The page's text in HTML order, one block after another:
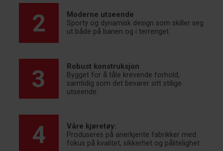
2 Moderne utseende
Sporty og dynamisk design som skiller seg
ut både på banen og i terrenget.
3 Robust konstruksjon
Bygget for å tåle krevende forhold,
samtidig som det bevarer sitt stilige
utseende.
4 Våre kjøretøy:
Produseres på anerkjente fabrikker med
fokus på kvalitet, sikkerhet og pålitelighet.